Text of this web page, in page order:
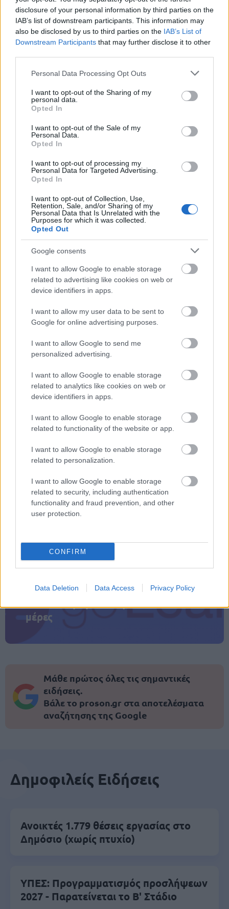
disclosure of your personal information by third parties on the
IAB’s list of downstream participants. This information may
also be disclosed by us to third parties on the IAB’s List of
Downstream Participants that may further disclose it to other
Please note that this website/app uses one or more Google
not limited to your visit or usage behaviour. You may click to
grant or deny consent to Google and its third-party tags to
use your data for below specified purposes in below Google
consent section.
Personal Data Processing Opt Outs
I want to opt-out of the Sharing of my
personal data.
Opted In
I want to opt-out of the Sale of my
Personal Data.
Opted In
I want to opt-out of processing my
Personal Data for Targeted Advertising.
Opted In
I want to opt-out of Collection, Use,
Retention, Sale, and/or Sharing of my
Personal Data that Is Unrelated with the
Purposes for which it was collected.
Opted Out
Google consents
I want to allow Google to enable storage
related to advertising like cookies on web or
device identifiers in apps.
I want to allow my user data to be sent to
Google for online advertising purposes.
I want to allow Google to send me
personalized advertising.
I want to allow Google to enable storage
related to analytics like cookies on web or
device identifiers in apps.
I want to allow Google to enable storage
related to functionality of the website or app.
I want to allow Google to enable storage
related to personalization.
I want to allow Google to enable storage
related to security, including authentication
functionality and fraud prevention, and other
user protection.
CONFIRM
Data Deletion Data Access Privacy Policy
απαιτείται η καταβολή πρόσθετων εισφορών για
κάθε μήνα που αναγνωρίζεται.
Συγκεκριμένα:
καταβάλλεται
ασφαλιστέων αποδοχών,
η επιβάρυνση αφορά τόσο την
όσο και
τηνεπικουρική ασφάλιση.
Τι κερδίζουν οι σημερινοί 55άρηδες
Με βάση το νέο πλαίσιο, ένας εργαζόμενος που
είναι σήμερα
55 ετών
να αναγνωρίσειπέντε πλασματικά έτη ΒΑΕ
επτά ακόμη χρόνια
πραγματικής ασφάλισης έως τα 62 έτη
τρία επιπλέον χρόνια κοινής ασφάλισης
Παρότι η επιλογή αυτή συνεπάγεται
εργασιακού βίου, δίνει τη δυνατότητα
σημαντικά
προηγούμενο καθεστώς.
ΑΣΕΠ: Πιστοποίηση Αγγλικών σε
μόνο 2 ημέρες στα χέρια σας
ΑΣΕΠ: Εξ αποστάσεως η πιο Εύκολη
μέρες
Μάθε πρώτος όλες τις σημαντικές
ειδήσεις.
Βάλε το proson.gr στα αποτελέσματα
αναζήτησης της Google
Δημοφιλείς Ειδήσεις
Ανοικτές 1.779 θέσεις εργασίας στο
Δημόσιο (χωρίς πτυχίο)
ΥΠΕΣ: Προγραμματισμός προσλήψεων
2027 - Παρατείνεται το Β' Στάδιο